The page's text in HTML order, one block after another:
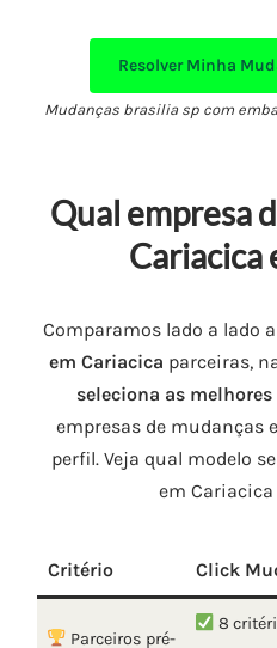
Resolver Minha
Mudanças brasilia sp com
Qual empresa
Cariacica
Comparamos lado a lado
em Cariacica parceiras,
seleciona as
empresas de mudanças
perfil. Veja qual modelo
em
Critério Click
Parceiros pré-
8